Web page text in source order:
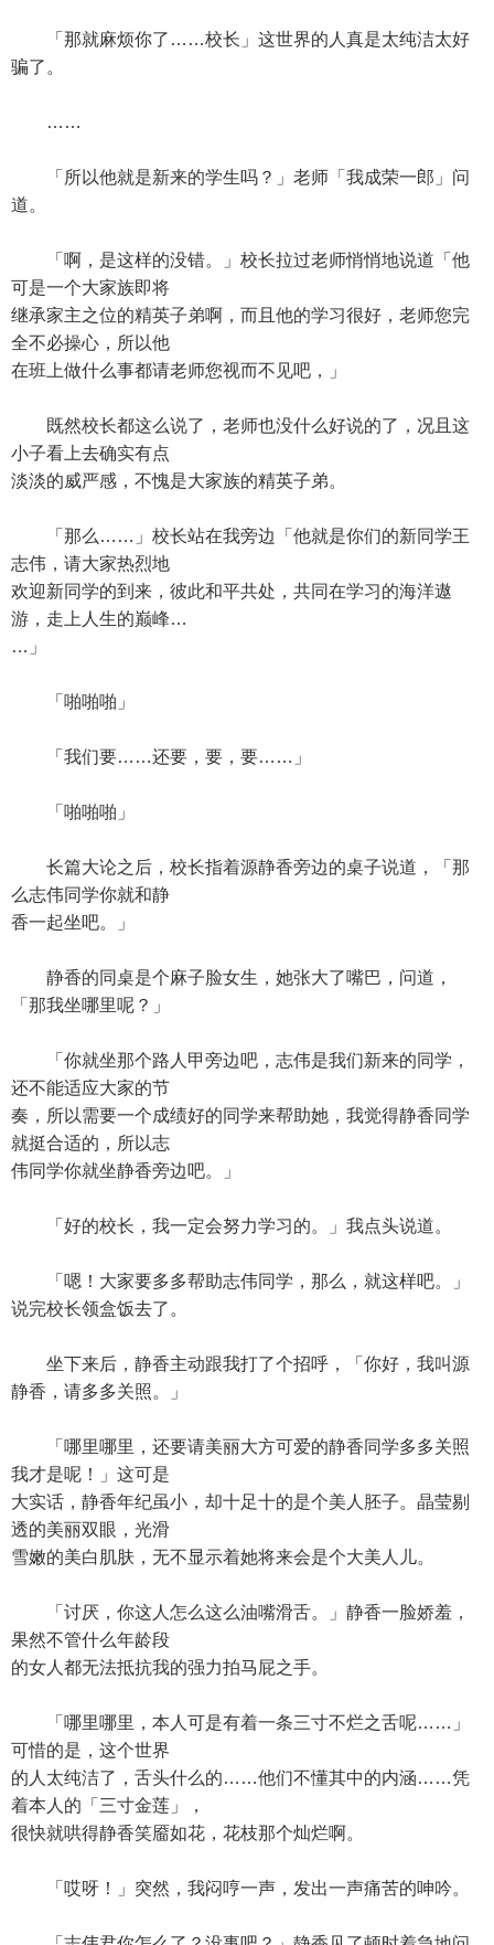
「那就麻烦你了……校长」这世界的人真是太纯洁太好
骗了。
……
「所以他就是新来的学生吗？」老师「我成荣一郎」问
道。
「啊，是这样的没错。」校长拉过老师悄悄地说道「他
可是一个大家族即将
继承家主之位的精英子弟啊，而且他的学习很好，老师您完
全不必操心，所以他
在班上做什么事都请老师您视而不见吧，」
既然校长都这么说了，老师也没什么好说的了，况且这
小子看上去确实有点
淡淡的威严感，不愧是大家族的精英子弟。
「那么……」校长站在我旁边「他就是你们的新同学王
志伟，请大家热烈地
欢迎新同学的到来，彼此和平共处，共同在学习的海洋遨
游，走上人生的巅峰…
…」
「啪啪啪」
「我们要……还要，要，要……」
「啪啪啪」
长篇大论之后，校长指着源静香旁边的桌子说道，「那
么志伟同学你就和静
香一起坐吧。」
静香的同桌是个麻子脸女生，她张大了嘴巴，问道，
「那我坐哪里呢？」
「你就坐那个路人甲旁边吧，志伟是我们新来的同学，
还不能适应大家的节
奏，所以需要一个成绩好的同学来帮助她，我觉得静香同学
就挺合适的，所以志
伟同学你就坐静香旁边吧。」
「好的校长，我一定会努力学习的。」我点头说道。
「嗯！大家要多多帮助志伟同学，那么，就这样吧。」
说完校长领盒饭去了。
坐下来后，静香主动跟我打了个招呼，「你好，我叫源
静香，请多多关照。」
「哪里哪里，还要请美丽大方可爱的静香同学多多关照
我才是呢！」这可是
大实话，静香年纪虽小，却十足十的是个美人胚子。晶莹剔
透的美丽双眼，光滑
雪嫩的美白肌肤，无不显示着她将来会是个大美人儿。
「讨厌，你这人怎么这么油嘴滑舌。」静香一脸娇羞，
果然不管什么年龄段
的女人都无法抵抗我的强力拍马屁之手。
「哪里哪里，本人可是有着一条三寸不烂之舌呢……」
可惜的是，这个世界
的人太纯洁了，舌头什么的……他们不懂其中的内涵……凭
着本人的「三寸金莲」，
很快就哄得静香笑靥如花，花枝那个灿烂啊。
「哎呀！」突然，我闷哼一声，发出一声痛苦的呻吟。